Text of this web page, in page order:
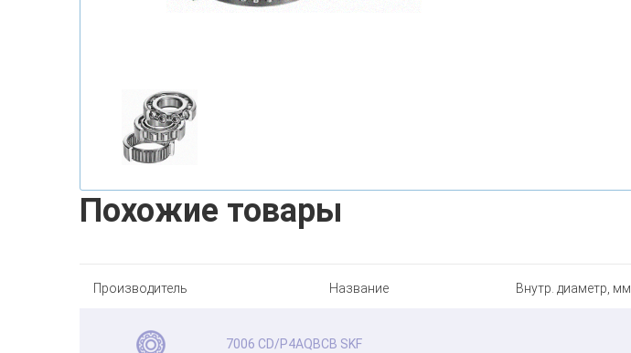
Похожие товары
Производитель Название Внутр. диаметр, мм
7006 CD/P4AQBCB SKF